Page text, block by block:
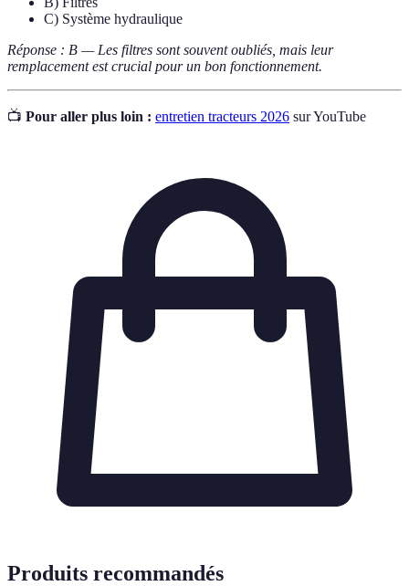
C) Système hydraulique
Réponse : B — Les filtres sont souvent oubliés, mais leur
remplacement est crucial pour un bon fonctionnement.
📺 Pour aller plus loin : entretien tracteurs 2026 sur YouTube
Produits recommandés